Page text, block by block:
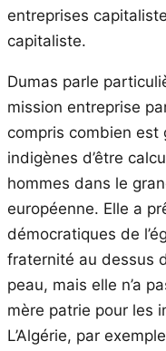
entreprises
capitaliste.
Dumas parle
mission entreprise
compris combien est
indigènes d’être
hommes dans le
européenne. Elle a
démocratiques de
fraternité au dessus
peau, mais elle n’a
mère patrie pour les
L’Algérie, par